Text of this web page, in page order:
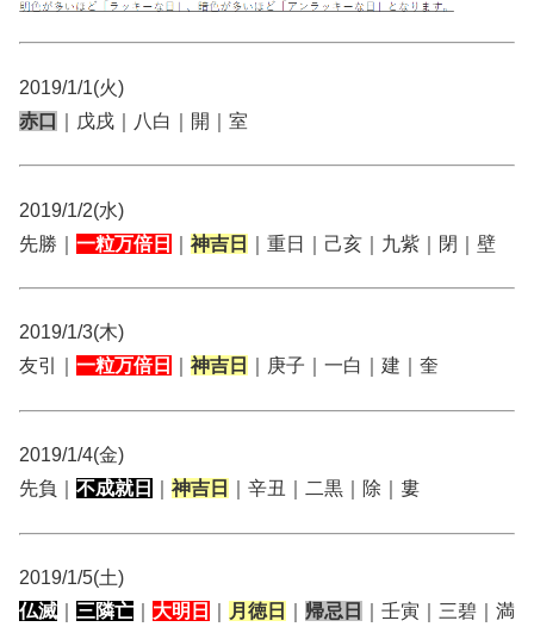
2019/1/1(火)
赤口
｜戊戌｜八白｜開｜室
2019/1/2(水)
先勝｜ 一粒万倍日 神吉日 ｜重日｜己亥｜九紫｜閉｜壁
2019/1/3(木)
友引｜ 一粒万倍日 神吉日 ｜庚子｜一白｜建｜奎
2019/1/4(金)
先負｜ 不成就日 神吉日 ｜辛丑｜二黒｜除｜婁
2019/1/5(土)
仏滅
三隣亡 大明日 月徳日 帰忌日
｜壬寅｜三碧｜満